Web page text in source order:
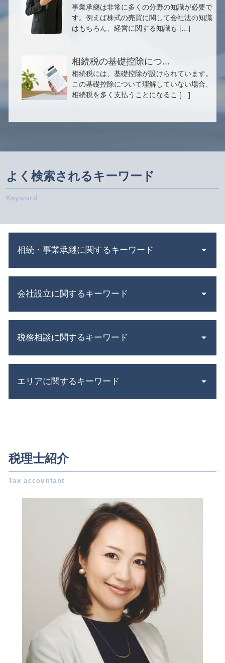
事業承継は非常に多くの分野の知識が必要で
す。例えば株式の売買に関して会社法の知識
はもちろん、経営に関する知識も […]
相続税の基礎控除につ...
相続税には、基礎控除が設けられています。
この基礎控除について理解していない場合、
相続税を多く支払うことになるこ […]
よく検索されるキーワード
相続・事業承継に関するキーワード
相続 財産
事業 譲渡 契約書 とは
株式 交換
相続税 国税庁
死亡保険金 相続税
贈与税 対策
中小企業庁 事業承継
相続 債務
相続税 非課税
会社設立に関するキーワード
株式会社 設立 必要書類
合同会社 設立 流れ
年末 調整
年末調整 必要書類
会社設立 自分で
合同会社 株式会社 違い
株式会社 設立 メリット
株式会社 設立 条件
会社設立 資本金
会社設立 助成金
会社設立 期間
税務相談に関するキーワード
法人税 節税
還付申告 とは
利益 種類
税務代理権限証書 とは
記帳 義務
確定申告 流れ
白色申告 メリット
税務調査 とは
法人税 赤字
法人 節税
確定申告書 作成
延滞税 計算
エリアに関するキーワード
会社設立 三重県 相談
相続 名古屋市 相談
会社設立 日進市 税理士
会社設立 日進市 相談
会社設立 愛知県 相談
税務相談 稲沢市 相談
税務相談 愛知県 相談
会社設立 岐阜県 相談
会社設立 稲沢市 税理士
税務相談 愛知県 税理士
税務相談 一宮市 相談
会社設立 三重県 税理士
事業承継 一宮市 税理士
相続 一宮市 相談
税務相談 岐阜県 相談
税理士紹介